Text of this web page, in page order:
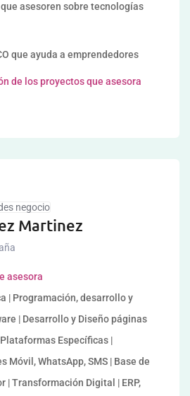
asesoren sobre tecnologías
que ayuda a emprendedores
de los proyectos que asesora
negocio
Martinez
asesora
| Programación, desarrollo y
| Desarrollo y Diseño páginas
Específicas |
Móvil, WhatsApp, SMS | Base de
| Transformación Digital | ERP,